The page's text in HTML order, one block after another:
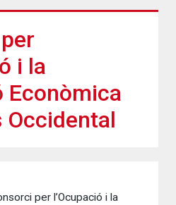
i la
Econòmica
Occidental
per l’Ocupació i la